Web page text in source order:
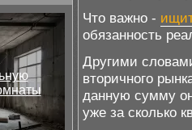
Что важно -
обязанность
Другими
вторичного
данную сумму
уже за сколько